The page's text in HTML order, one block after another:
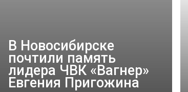
В Новосибирске
почтили память
лидера ЧВК «Вагнер»
Евгения Пригожина